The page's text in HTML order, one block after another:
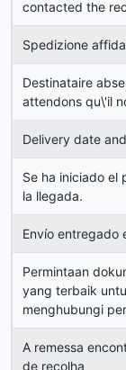
contacted the
Spedizione
Destinataire
attendons qu\'il
Delivery date
Se ha iniciado el
la llegada.
Envío entregado
Permintaan
yang terbaik
menghubungi
A remessa
de recolha